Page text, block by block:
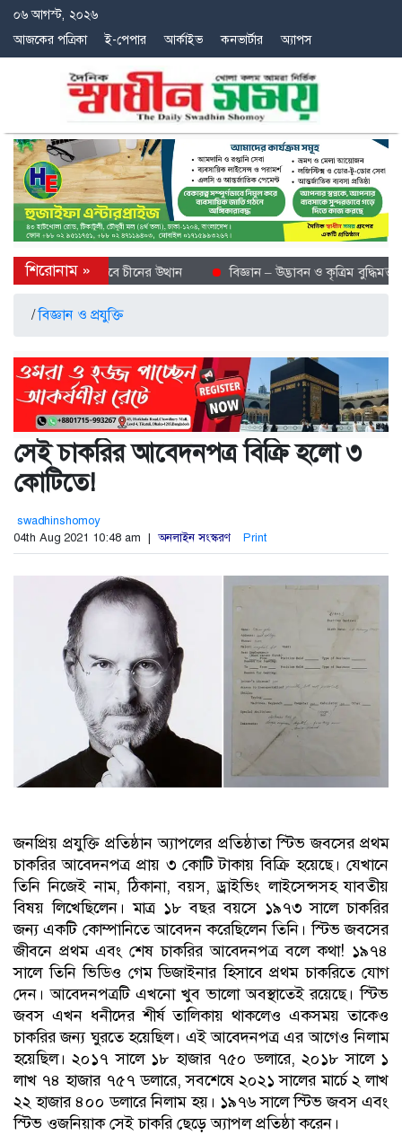
০৬ আগস্ট, ২০২৬
আজকের পত্রিকা
ই-পেপার আর্কাইভ কনভার্টার অ্যাপস
শীতল গন্তব্য হিসেবে চীনের উত্থান বিজ্ঞান – উদ্ভাবন ও কৃত্রিম বুদ্ধিমত্তায়
/বিজ্ঞান ও প্রযুক্তি
সেই চাকরির আবেদনপত্র বিক্রি হলো ৩
কোটিতে!
swadhinshomoy
04th Aug 2021 10:48 am | অনলাইন সংস্করণ Print
জনপ্রিয় প্রযুক্তি প্রতিষ্ঠান অ্যাপলের প্রতিষ্ঠাতা স্টিভ জবসের প্রথম
চাকরির আবেদনপত্র প্রায় ৩ কোটি টাকায় বিক্রি হয়েছে। যেখানে
তিনি নিজেই নাম, ঠিকানা, বয়স, ড্রাইভিং লাইসেন্সসহ যাবতীয়
বিষয় লিখেছিলেন। মাত্র ১৮ বছর বয়সে ১৯৭৩ সালে চাকরির
জন্য একটি কোম্পানিতে আবেদন করেছিলেন তিনি। স্টিভ জবসের
জীবনে প্রথম এবং শেষ চাকরির আবেদনপত্র বলে কথা! ১৯৭৪
সালে তিনি ভিডিও গেম ডিজাইনার হিসাবে প্রথম চাকরিতে যোগ
দেন। আবেদনপত্রটি এখনো খুব ভালো অবস্থাতেই রয়েছে। স্টিভ
জবস এখন ধনীদের শীর্ষ তালিকায় থাকলেও একসময় তাকেও
চাকরির জন্য ঘুরতে হয়েছিল। এই আবেদনপত্র এর আগেও নিলাম
হয়েছিল। ২০১৭ সালে ১৮ হাজার ৭৫০ ডলারে, ২০১৮ সালে ১
লাখ ৭৪ হাজার ৭৫৭ ডলারে, সবশেষে ২০২১ সালের মার্চে ২ লাখ
২২ হাজার ৪০০ ডলারে নিলাম হয়। ১৯৭৬ সালে স্টিভ জবস এবং
স্টিভ ওজনিয়াক সেই চাকরি ছেড়ে অ্যাপল প্রতিষ্ঠা করেন।